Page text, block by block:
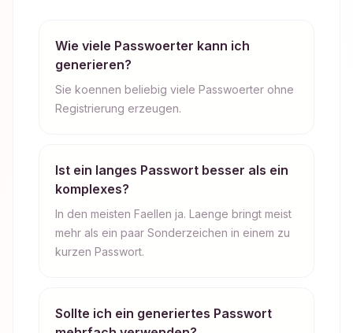
Wie viele Passwoerter kann ich
generieren?
Sie koennen beliebig viele Passwoerter ohne
Registrierung erzeugen.
Ist ein langes Passwort besser als ein
komplexes?
In den meisten Faellen ja. Laenge bringt meist
mehr als ein paar Sonderzeichen in einem zu
kurzen Passwort.
Sollte ich ein generiertes Passwort